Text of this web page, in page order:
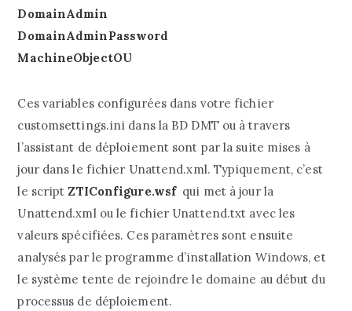
DomainAdmin
DomainAdminPassword
MachineObjectOU
Ces variables configurées dans votre fichier
customsettings.ini dans la BD DMT ou à travers
l’assistant de déploiement sont par la suite mises à
jour dans le fichier Unattend.xml. Typiquement, c’est
le scriptZTIConfigure.wsfqui met à jour la
Unattend.xml ou le fichier Unattend.txt avec les
valeurs spécifiées. Ces paramètres sont ensuite
analysés par le programme d’installation Windows, et
le système tente de rejoindre le domaine au début du
processus de déploiement.